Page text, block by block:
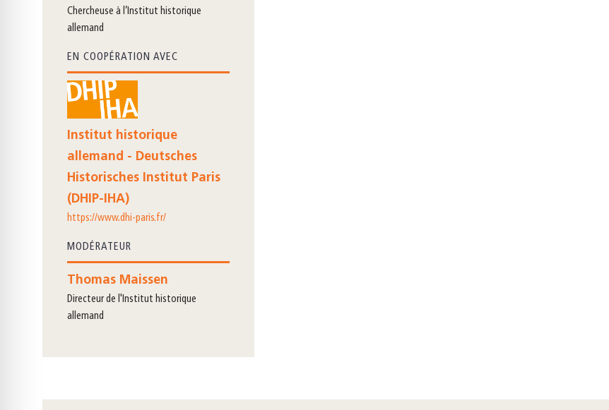
chercheuse à l’Institut historique
allemand
EN COOPÉRATION AVEC
Institut historique
allemand - Deutsches
Historisches Institut Paris
(DHIP-IHA)
https://www.dhi-paris.fr/
MODÉRATEUR
Thomas Maissen
directeur de l'Institut historique
allemand